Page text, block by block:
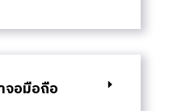
จอมือถือ